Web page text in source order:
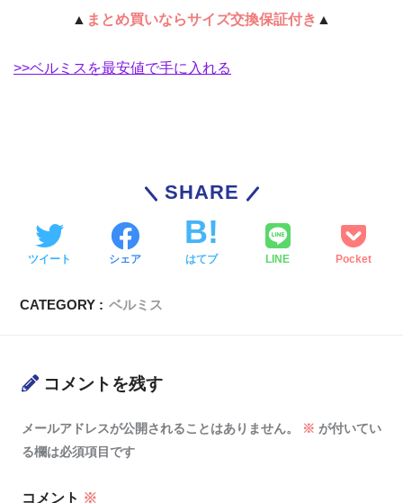
▲ まとめ買いならサイズ交換保証付き ▲
>>ベルミスを最安値で手に入れる
SHARE
ツイート シェア はてブ LINE Pocket
CATEGORY : ベルミス
コメントを残す
メールアドレスが公開されることはありません。 ※ が付いてい
る欄は必須項目です
コメント ※